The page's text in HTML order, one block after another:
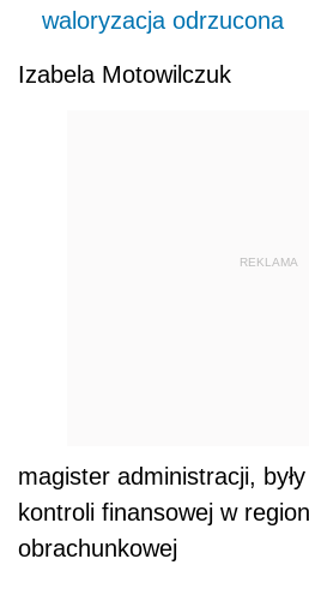
waloryzacja odrzucona
Izabela Motowilczuk
REKLAMA
magister administracji,
kontroli finansowej w
obrachunkowej